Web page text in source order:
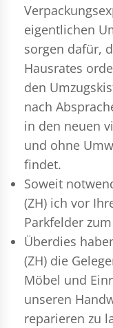
eigentlichen
sorgen dafür,
Hausrates
den
nach
in den neuen
und ohne
findet.
Soweit
(ZH) ich vor
Parkfelder
Überdies
(ZH) die
Möbel und
unseren
reparieren zu